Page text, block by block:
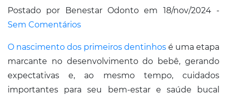
Postado por Benestar Odonto em 18/nov/2024 -
Sem Comentários
O nascimento dos primeiros dentinhos é uma etapa
marcante no desenvolvimento do bebê, gerando
expectativas e, ao mesmo tempo, cuidados
importantes para seu bem-estar e saúde bucal